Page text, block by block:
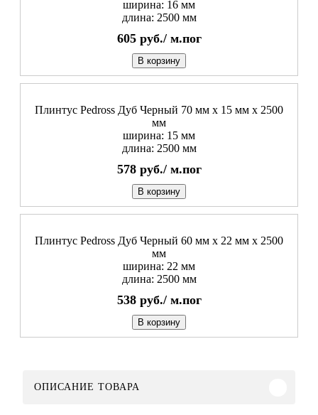
ширина: 16 мм
длина: 2500 мм
605 руб./ м.пог
В корзину
Плинтус Pedross Дуб Черный 70 мм х 15 мм х 2500
мм
ширина: 15 мм
длина: 2500 мм
578 руб./ м.пог
В корзину
Плинтус Pedross Дуб Черный 60 мм х 22 мм х 2500
мм
ширина: 22 мм
длина: 2500 мм
538 руб./ м.пог
В корзину
ОПИСАНИЕ ТОВАРА